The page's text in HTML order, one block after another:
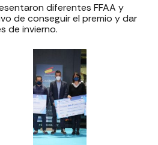
diferentes FFAA y
de conseguir el premio y dar
de invierno.